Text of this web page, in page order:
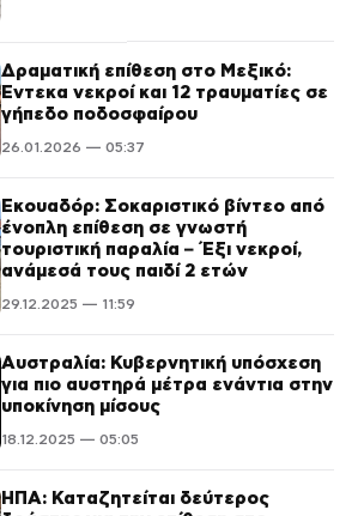
Δραματική επίθεση στο Μεξικό:
Έντεκα νεκροί και 12 τραυματίες σε
γήπεδο ποδοσφαίρου
26.01.2026 — 05:37
Εκουαδόρ: Σοκαριστικό βίντεο από
ένοπλη επίθεση σε γνωστή
τουριστική παραλία – Έξι νεκροί,
ανάμεσά τους παιδί 2 ετών
29.12.2025 — 11:59
Αυστραλία: Κυβερνητική υπόσχεση
για πιο αυστηρά μέτρα ενάντια στην
υποκίνηση μίσους
18.12.2025 — 05:05
ΗΠΑ: Καταζητείται δεύτερος